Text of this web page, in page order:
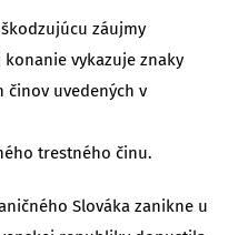
záujmy
vykazuje znaky
činov uvedených v
trestného činu.
Slováka zanikne u